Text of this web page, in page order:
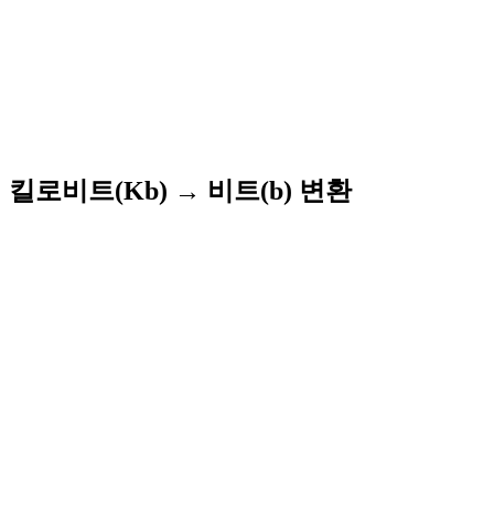
킬로비트(Kb) → 비트(b) 변환